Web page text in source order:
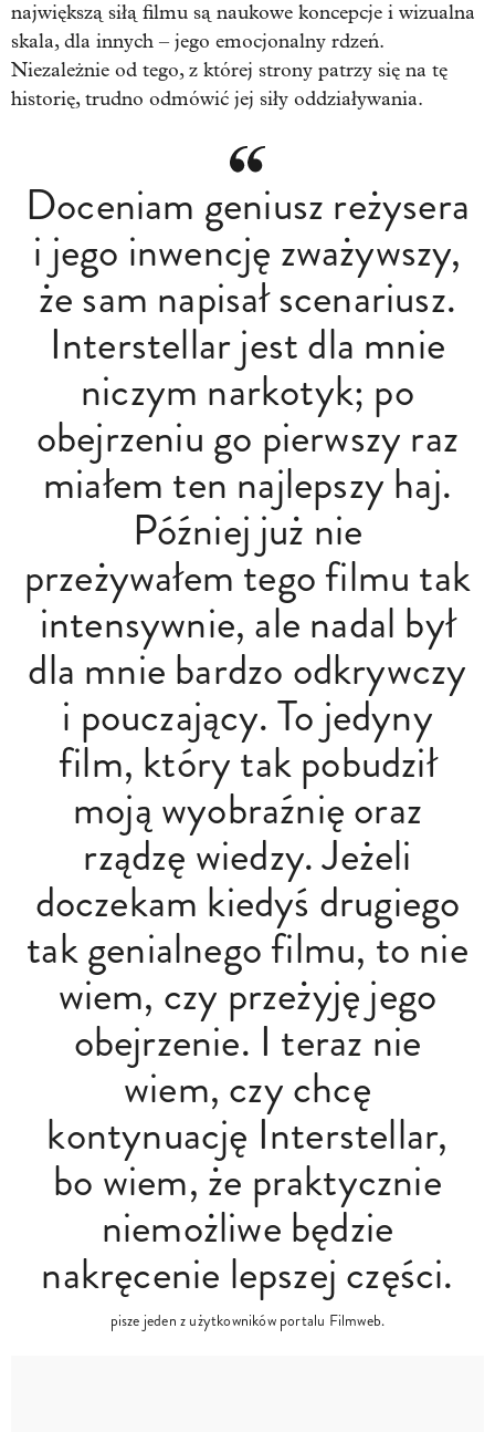
największą siłą filmu są naukowe koncepcje i wizualna
skala, dla innych – jego emocjonalny rdzeń.
Niezależnie od tego, z której strony patrzy się na tę
historię, trudno odmówić jej siły oddziaływania.
Doceniam geniusz reżysera
i jego inwencję zważywszy,
że sam napisał scenariusz.
Interstellar jest dla mnie
niczym narkotyk; po
obejrzeniu go pierwszy raz
miałem ten najlepszy haj.
Później już nie
przeżywałem tego filmu tak
intensywnie, ale nadal był
dla mnie bardzo odkrywczy
i pouczający. To jedyny
film, który tak pobudził
moją wyobraźnię oraz
rządzę wiedzy. Jeżeli
doczekam kiedyś drugiego
tak genialnego filmu, to nie
wiem, czy przeżyję jego
obejrzenie. I teraz nie
wiem, czy chcę
kontynuację Interstellar,
bo wiem, że praktycznie
niemożliwe będzie
nakręcenie lepszej części.
pisze jeden z użytkowników portalu Filmweb.